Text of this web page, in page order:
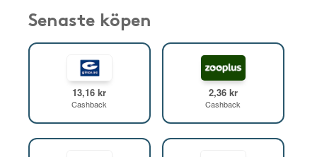
Senaste köpen
13,16 kr
Cashback
2,36 kr
Cashback